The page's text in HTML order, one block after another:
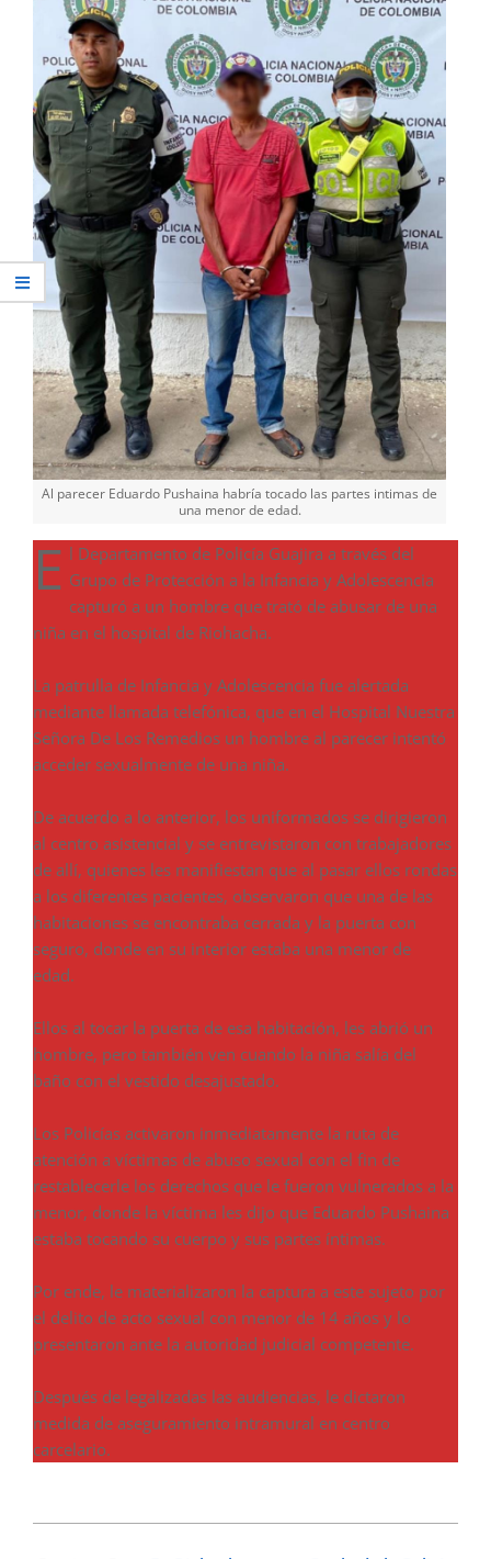
Al parecer Eduardo Pushaina habría tocado las partes intimas de
una menor de edad.
E l Departamento de Policía Guajira a través del
Grupo de Protección a la Infancia y Adolescencia
capturó a un hombre que trató de abusar de una
niña en el hospital de Riohacha.
La patrulla de Infancia y Adolescencia fue alertada
mediante llamada telefónica, que en el Hospital Nuestra
Señora De Los Remedios un hombre al parecer intentó
acceder sexualmente de una niña.
De acuerdo a lo anterior, los uniformados se dirigieron
al centro asistencial y se entrevistaron con trabajadores
de allí, quienes les manifiestan que al pasar ellos rondas
a los diferentes pacientes, observaron que una de las
habitaciones se encontraba cerrada y la puerta con
seguro, donde en su interior estaba una menor de
edad.
Ellos al tocar la puerta de esa habitación, les abrió un
hombre, pero también ven cuando la niña salía del
baño con el vestido desajustado.
Los Policías activaron inmediatamente la ruta de
atención a víctimas de abuso sexual con el fin de
restablecerle los derechos que le fueron vulnerados a la
menor, donde la víctima les dijo que Eduardo Pushaina
estaba tocando su cuerpo y sus partes íntimas.
Por ende, le materializaron la captura a este sujeto por
el delito de acto sexual con menor de 14 años y lo
presentaron ante la autoridad judicial competente.
Después de legalizadas las audiencias, le dictaron
medida de aseguramiento intramural en centro
carcelario.